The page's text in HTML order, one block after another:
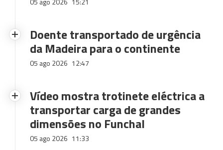
Doente transportado de urgência
da Madeira para o continente
05 ago 2026 12:47
Vídeo mostra trotinete eléctrica a
transportar carga de grandes
dimensões no Funchal
05 ago 2026 11:33